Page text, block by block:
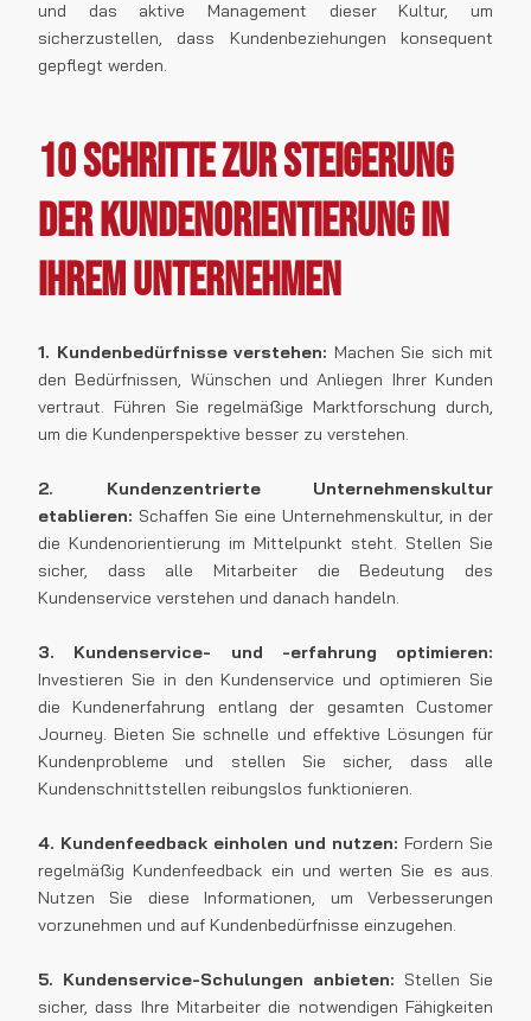
und das aktive Management dieser Kultur, um
sicherzustellen, dass Kundenbeziehungen konsequent
gepflegt werden.
10 Schritte zur Steigerung
der Kundenorientierung in
Ihrem Unternehmen
1. Kundenbedürfnisse verstehen: Machen Sie sich mit
den Bedürfnissen, Wünschen und Anliegen Ihrer Kunden
vertraut. Führen Sie regelmäßige Marktforschung durch,
um die Kundenperspektive besser zu verstehen.
2. Kundenzentrierte Unternehmenskultur
etablieren: Schaffen Sie eine Unternehmenskultur, in der
die Kundenorientierung im Mittelpunkt steht. Stellen Sie
sicher, dass alle Mitarbeiter die Bedeutung des
Kundenservice verstehen und danach handeln.
3. Kundenservice- und -erfahrung optimieren:
Investieren Sie in den Kundenservice und optimieren Sie
die Kundenerfahrung entlang der gesamten Customer
Journey. Bieten Sie schnelle und effektive Lösungen für
Kundenprobleme und stellen Sie sicher, dass alle
Kundenschnittstellen reibungslos funktionieren.
4. Kundenfeedback einholen und nutzen: Fordern Sie
regelmäßig Kundenfeedback ein und werten Sie es aus.
Nutzen Sie diese Informationen, um Verbesserungen
vorzunehmen und auf Kundenbedürfnisse einzugehen.
5. Kundenservice-Schulungen anbieten: Stellen Sie
sicher, dass Ihre Mitarbeiter die notwendigen Fähigkeiten